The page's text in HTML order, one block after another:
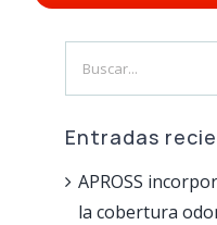
Vacuna contra el
Farmacias Adheridas
Red de Farmacias –
Tutorial
Entradas
APROSS
la cobertura